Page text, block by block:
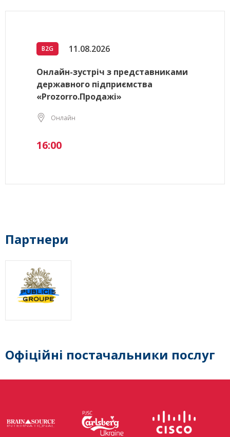
B2G 11.08.2026
Онлайн-зустріч з представниками
державного підприємства
«Prozorro.Продажі»
Онлайн
16:00
Партнери
Офіційні постачальники послуг